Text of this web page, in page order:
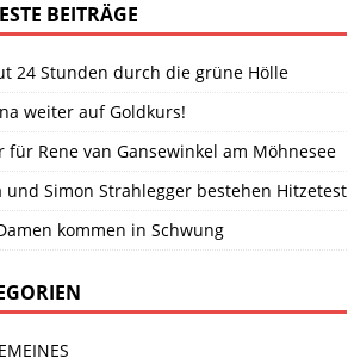
BEITRÄGE
24 Stunden durch die grüne Hölle
weiter auf Goldkurs!
für Rene van Gansewinkel am Möhnesee
und Simon Strahlegger bestehen Hitzetest
kommen in Schwung